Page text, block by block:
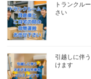
トランクル
さい
引越しに伴
けます